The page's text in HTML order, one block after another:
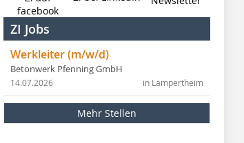
facebook
ZI Jobs
Werkleiter (m/w/d)
Betonwerk Pfenning GmbH
in Lampertheim
14.07.2026
Mehr Stellen